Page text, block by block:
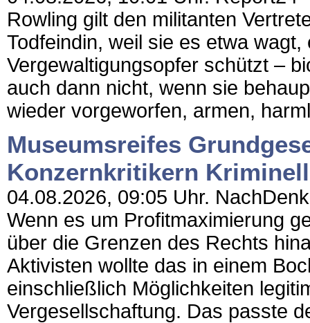
Rowling gilt den militanten
Todfeindin, weil sie es etwa
Vergewaltigungsopfer schützt –
auch dann nicht, wenn sie
wieder vorgeworfen, armen,
Museumsreifes
Konzernkritikern
04.08.2026, 09:05 Uhr.
Wenn es um Profitmaximierung
über die Grenzen des Rechts
Aktivisten wollte das in einem
einschließlich Möglichkeiten
Vergesellschaftung. Das passte